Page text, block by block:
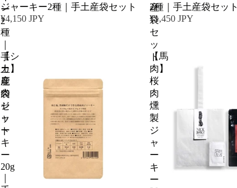
ー
2
種
手
土
産
袋
セ
ッ
ト
ジャーキー2種｜手土産袋セット
¥4,150 JPY
産
袋
セ
ッ
ト
2種｜手土産袋セット
¥1,450 JPY
【シ
カ】
鹿
肉
ジ
ャ
ー
キ
ー
20g
【馬
肉】
桜
肉
燻
製
ジ
ャ
ー
キ
ー